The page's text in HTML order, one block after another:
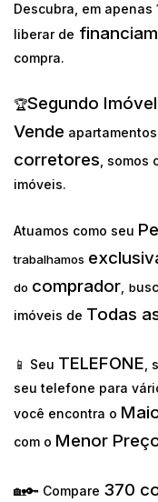
Descubra, em
liberar de
compra.
🏆Segundo Imóvel
Vende
corretores , somos
imóveis.
Atuamos como seu
trabalhamos
do comprador, b
imóveis de Todas
📱 Seu TELEFONE ,
seu telefone para
você encontra o
com o Menor
🏡🔑 Compare 370